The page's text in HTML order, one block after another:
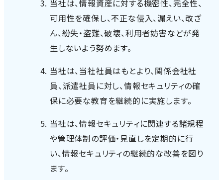
当社は、情報資産に対する機密性、完全性、
可用性を確保し、不正な侵入、漏えい、改ざ
ん、紛失・盗難、破壊、利用者妨害などが発
生しないよう努めます。
当社は、当社社員はもとより、関係会社社
員、派遣社員に対し、情報セキュリティの確
保に必要な教育を継続的に実施します。
当社は、情報セキュリティに関連する諸規程
や管理体制の評価・見直しを定期的に行
い、情報セキュリティの継続的な改善を図り
ます。